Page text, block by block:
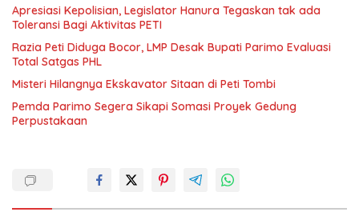
Apresiasi Kepolisian, Legislator Hanura Tegaskan tak ada
Toleransi Bagi Aktivitas PETI
Razia Peti Diduga Bocor, LMP Desak Bupati Parimo Evaluasi
Total Satgas PHL
Misteri Hilangnya Ekskavator Sitaan di Peti Tombi
Pemda Parimo Segera Sikapi Somasi Proyek Gedung
Perpustakaan